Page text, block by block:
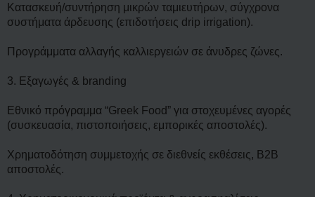
Κατασκευή/συντήρηση μικρών ταμιευτήρων, σύγχρονα
συστήματα άρδευσης (επιδοτήσεις drip irrigation).
Προγράμματα αλλαγής καλλιεργειών σε άνυδρες ζώνες.
3. Εξαγωγές & branding
Εθνικό πρόγραμμα “Greek Food” για στοχευμένες αγορές
(συσκευασία, πιστοποιήσεις, εμπορικές αποστολές).
Χρηματοδότηση συμμετοχής σε διεθνείς εκθέσεις, B2B
αποστολές.